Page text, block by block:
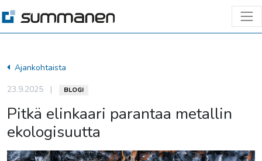
Ajankohtaista
23.9.2025
| BLOGI
Pitkä elinkaari parantaa metallin
ekologisuutta